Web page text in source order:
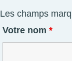
Les champs
Votre nom *